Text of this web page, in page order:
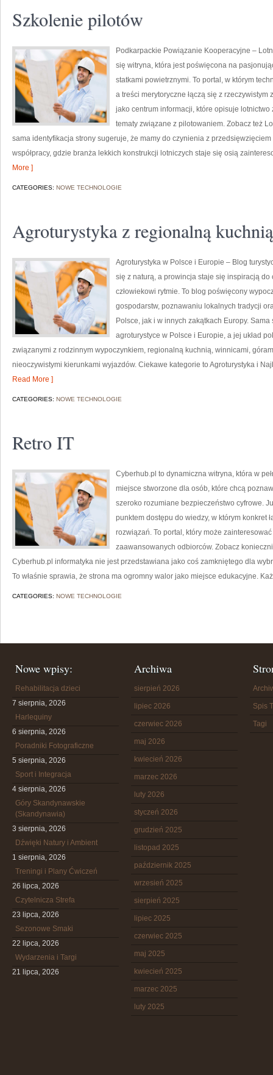
Szkolenie pilotów
Podkarpackie Powiązanie Kooperacyjne –
się witryna, która jest poświęcona na
statkami powietrznymi. To portal, w którym
a treści merytoryczne łączą się z
jako centrum informacji, które opisuje
tematy związane z pilotowaniem. Zobacz też
sama identyfikacja strony sugeruje, że mamy do czynienia z
współpracy, gdzie branża lekkich konstrukcji lotniczych staje się osią
More ]
CATEGORIES: NOWE TECHNOLOGIE
Agroturystyka z regionalną kuchnią
Agroturystyka w Polsce i Europie – Blog
się z naturą, a prowincja staje się inspiracją
człowiekowi rytmie. To blog poświęcony
gospodarstw, poznawaniu lokalnych tradycji
Polsce, jak i w innych zakątkach Europy.
agroturystyce w Polsce i Europie, a jej układ
związanymi z rodzinnym wypoczynkiem, regionalną kuchnią, winnicami,
nieoczywistymi kierunkami wyjazdów. Ciekawe kategorie to Agroturystyka i
Read More ]
CATEGORIES: NOWE TECHNOLOGIE
Retro IT
Cyberhub.pl to dynamiczna witryna, która w
miejsce stworzone dla osób, które chcą
szeroko rozumiane bezpieczeństwo cyfrowe.
punktem dostępu do wiedzy, w którym konkret
rozwiązań. To portal, który może
zaawansowanych odbiorców. Zobacz
Cyberhub.pl informatyka nie jest przedstawiana jako coś zamkniętego dla
To właśnie sprawia, że strona ma ogromny walor jako miejsce edukacyjne.
CATEGORIES: NOWE TECHNOLOGIE
Nowe wpisy:
Rehabilitacja dzieci
7 sierpnia, 2026
Harlequiny
6 sierpnia, 2026
Poradniki Fotograficzne
5 sierpnia, 2026
Sport i Integracja
4 sierpnia, 2026
Góry Skandynawskie
(Skandynawia)
3 sierpnia, 2026
Dźwięki Natury i Ambient
1 sierpnia, 2026
Treningi i Plany Ćwiczeń
26 lipca, 2026
Czytelnicza Strefa
23 lipca, 2026
Sezonowe Smaki
22 lipca, 2026
Wydarzenia i Targi
21 lipca, 2026
Archiwa
sierpień 2026
lipiec 2026
czerwiec 2026
maj 2026
kwiecień 2026
marzec 2026
luty 2026
styczeń 2026
grudzień 2025
listopad 2025
październik 2025
wrzesień 2025
sierpień 2025
lipiec 2025
czerwiec 2025
maj 2025
kwiecień 2025
marzec 2025
luty 2025
Spis
Tagi